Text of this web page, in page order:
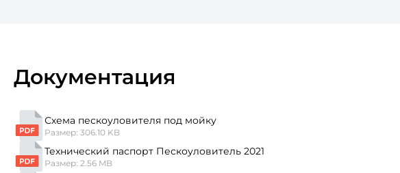
Документация
Схема пескоуловителя под мойку
Размер: 306.10 KB
Технический паспорт Пескоуловитель 2021
Размер: 2.56 MB